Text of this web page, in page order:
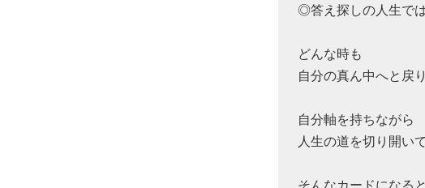
◎答え探しの人生で
どんな時も
自分の真ん中へと戻り
自分軸を持ちながら
人生の道を切り開い
そんなカードになる